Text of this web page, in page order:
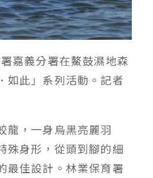
嘉義分署在鰲鼓濕地森
如此」系列活動。記者
龍，一身烏黑亮麗羽
殊身形，從頭到腳的細
最佳設計。林業保育署